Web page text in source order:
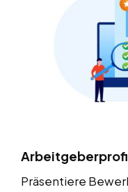
Präsentiere